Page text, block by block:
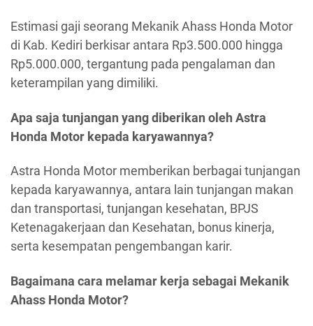
Estimasi gaji seorang Mekanik Ahass Honda Motor
di Kab. Kediri berkisar antara Rp3.500.000 hingga
Rp5.000.000, tergantung pada pengalaman dan
keterampilan yang dimiliki.
Apa saja tunjangan yang diberikan oleh Astra
Honda Motor kepada karyawannya?
Astra Honda Motor memberikan berbagai tunjangan
kepada karyawannya, antara lain tunjangan makan
dan transportasi, tunjangan kesehatan, BPJS
Ketenagakerjaan dan Kesehatan, bonus kinerja,
serta kesempatan pengembangan karir.
Bagaimana cara melamar kerja sebagai Mekanik
Ahass Honda Motor?